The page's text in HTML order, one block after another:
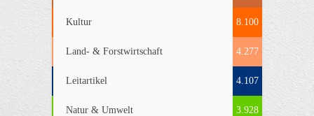
Kultur 8.100
Land- & Forstwirtschaft 4.277
Leitartikel 4.107
Natur & Umwelt 3.928